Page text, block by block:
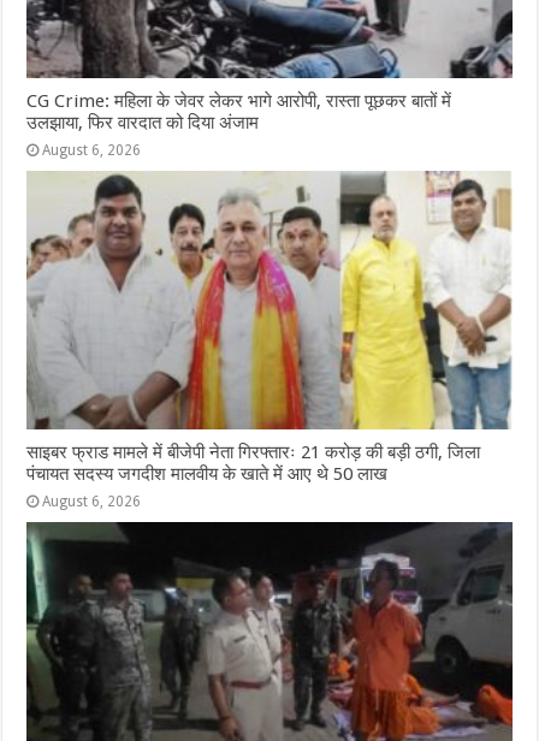
CG Crime: महिला के जेवर लेकर भागे आरोपी, रास्ता पूछकर बातों में
उलझाया, फिर वारदात को दिया अंजाम
August 6, 2026
साइबर फ्राड मामले में बीजेपी नेता गिरफ्तारः 21 करोड़ की बड़ी ठगी, जिला
पंचायत सदस्य जगदीश मालवीय के खाते में आए थे 50 लाख
August 6, 2026